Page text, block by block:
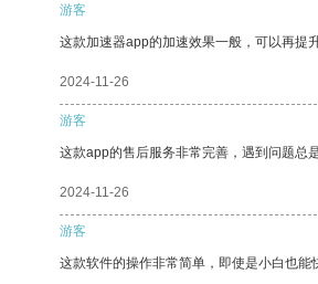
游客
这款加速器app的加速效果一般，可以再提
2024-11-26
游客
这款app的售后服务非常完善，遇到问题总
2024-11-26
游客
这款软件的操作非常简单，即使是小白也能